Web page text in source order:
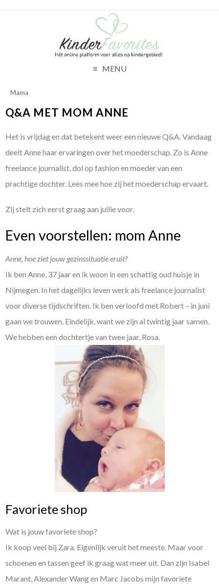
MENU
Mama
Q&A MET MOM ANNE
Het is vrijdag en dat betekent weer een nieuwe Q&A. Vandaag
deelt Anne haar ervaringen over het moederschap. Zo is Anne
freelance journalist, dol op fashion en moeder van een
prachtige dochter. Lees mee hoe zij het moederschap ervaart.
Zij stelt zich eerst graag aan jullie voor.
Even voorstellen: mom Anne
Anne, hoe ziet jouw gezinssituatie eruit?
Ik ben Anne, 37 jaar en ik woon in een schattig oud huisje in
Nijmegen. In het dagelijks leven werk als freelance journalist
voor diverse tijdschriften. Ik ben verloofd met Robert – in juni
gaan we trouwen. Eindelijk, want we zijn al twintig jaar samen.
We hebben een dochtertje van twee jaar, Rosa.
Favoriete shop
Wat is jouw favoriete shop?
Ik koop veel bij Zara. Eigenlijk veruit het meeste. Maar voor
schoenen en tassen geef ik graag wat meer uit. Dan zijn Isabel
Marant, Alexander Wang en Marc Jacobs mijn favoriete